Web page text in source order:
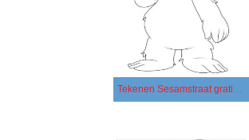
Tekenen Sesamstraat gratis afdrukbaar